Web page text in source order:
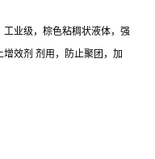
业级，棕色粘稠状液体，强
效剂 剂用，防止聚团，加